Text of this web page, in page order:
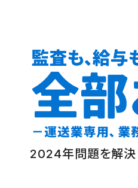
2024年問題を解決